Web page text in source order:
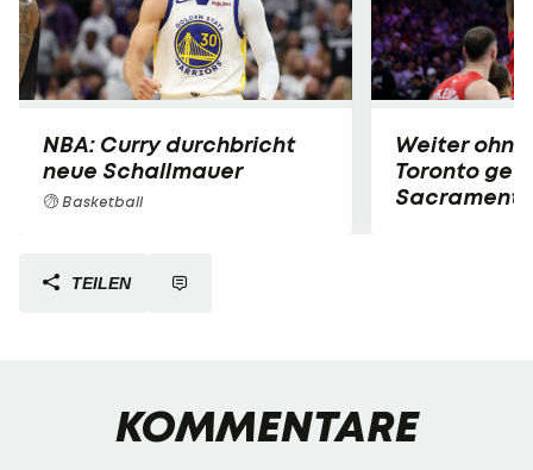
NBA: Curry durchbricht
neue Schallmauer
Basketball
Weiter ohne
Toronto
Sacramento
TEILEN
KOMMENTARE